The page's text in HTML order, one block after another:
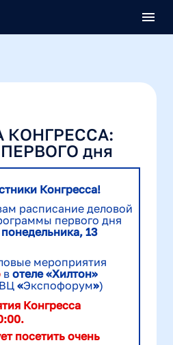
курсы
личный кабинет
КОНГРЕССА:
ПЕРВОГО дня
Конгресса!
расписание деловой
первого дня
понедельника, 13
мероприятия
в отеле «Хилтон»
«Экспофорум»)
Конгресса
посетить очень